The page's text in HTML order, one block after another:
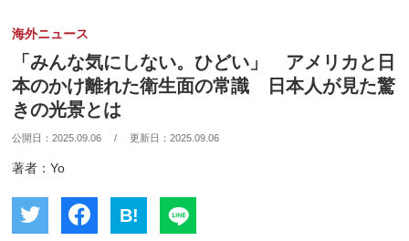
海外ニュース
「みんな気にしない。ひどい」 アメリカと日
本のかけ離れた衛生面の常識 日本人が見た驚
きの光景とは
公開日：2025.09.06 / 更新日：2025.09.06
著者：Yo
B!